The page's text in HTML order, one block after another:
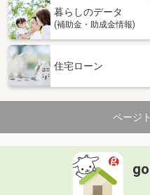
暮らしのデータ
(補助金・助成金情報)
住宅ローン
ページ